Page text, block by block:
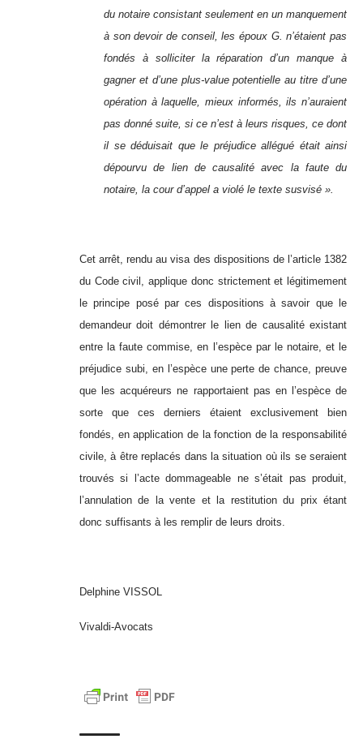
du notaire consistant seulement en un manquement
à son devoir de conseil, les époux G. n’étaient pas
fondés à solliciter la réparation d’un manque à
gagner et d’une plus-value potentielle au titre d’une
opération à laquelle, mieux informés, ils n’auraient
pas donné suite, si ce n’est à leurs risques, ce dont
il se déduisait que le préjudice allégué était ainsi
dépourvu de lien de causalité avec la faute du
notaire, la cour d’appel a violé le texte susvisé ».
Cet arrêt, rendu au visa des dispositions de l’article 1382
du Code civil, applique donc strictement et légitimement
le principe posé par ces dispositions à savoir que le
demandeur doit démontrer le lien de causalité existant
entre la faute commise, en l’espèce par le notaire, et le
préjudice subi, en l’espèce une perte de chance, preuve
que les acquéreurs ne rapportaient pas en l’espèce de
sorte que ces derniers étaient exclusivement bien
fondés, en application de la fonction de la responsabilité
civile, à être replacés dans la situation où ils se seraient
trouvés si l’acte dommageable ne s’était pas produit,
l’annulation de la vente et la restitution du prix étant
donc suffisants à les remplir de leurs droits.
Delphine VISSOL
Vivaldi-Avocats